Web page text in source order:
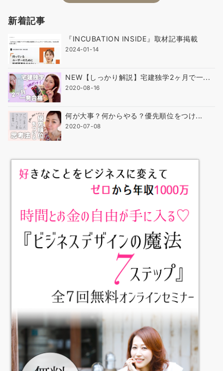
新着記事
『INCUBATION INSIDE』取材記事掲載
2024-01-14
NEW【しっかり解説】宅建独学2ヶ月で一...
2020-08-16
何が大事？何からやる？優先順位をつけ...
2020-07-08